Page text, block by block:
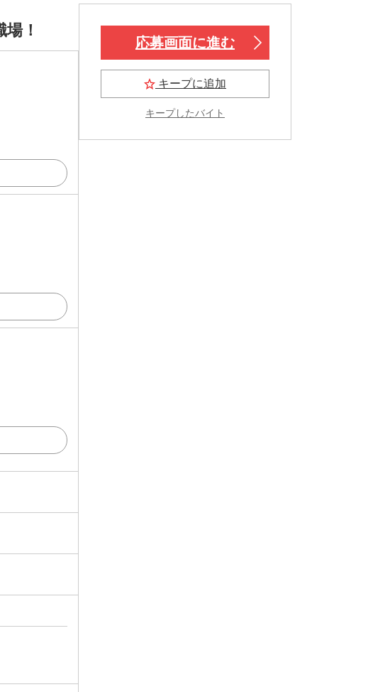
！
応募画面に進む
キープに追加
キープしたバイト